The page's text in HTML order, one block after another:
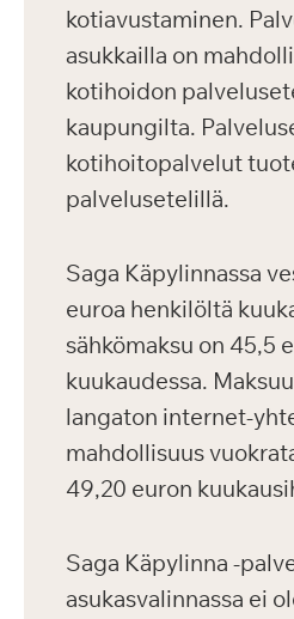
kotiavustaminen.
asukkailla on
kotihoidon
kaupungilta.
kotihoitopalvelut
palvelusetelillä.
Saga Käpylinnassa
euroa henkilöltä
sähkömaksu on 45,5
kuukaudessa.
langaton internet-
mahdollisuus
49,20 euron
Saga Käpylinna -
asukasvalinnassa ei